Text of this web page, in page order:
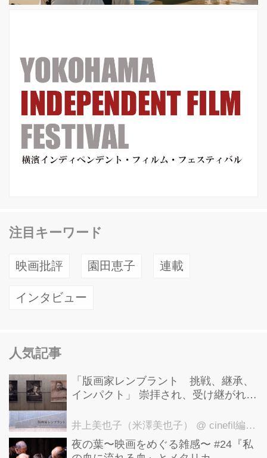
注目キーワード
映画批評 園田恵子 連載
インタビュー
人気記事
「版画家レンブラント 挑戦、継承、
インパクト」 崇拝され、受け継がれ、
洋美術館にて9月23日まで開催中！
井上美也子（米澤美也子） @ cinefil編集部
夜の葉〜映画をめぐる雑感〜 #24『私